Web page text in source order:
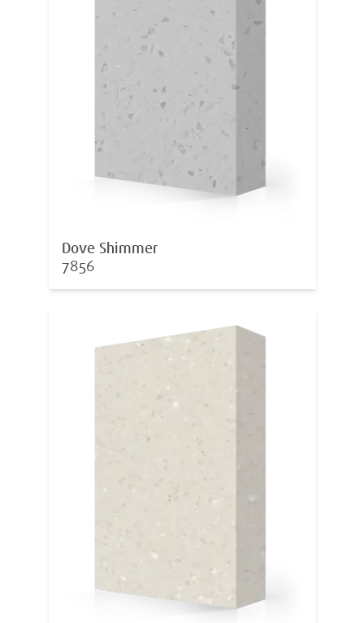
Dove Shimmer
7856